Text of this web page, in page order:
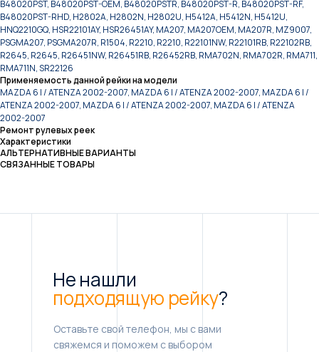
B48020PST, B48020PST-OEM, B48020PSTR, B48020PST-R, B48020PST-RF,
B48020PST-RHD, H2802A, H2802N, H2802U, H5412A, H5412N, H5412U,
HNQ2210GQ, HSR22101AY, HSR26451AY, MA207, MA207OEM, MA207R, MZ9007,
PSGMA207, PSGMA207R, R1504, R2210, R2210, R22101NW, R22101RB, R22102RB,
R2645, R2645, R26451NW, R26451RB, R26452RB, RMA702N, RMA702R, RMA711,
RMA711N, SR22126
Применяемость данной рейки на модели
MAZDA 6 I / ATENZA 2002-2007, MAZDA 6 I / ATENZA 2002-2007, MAZDA 6 I /
ATENZA 2002-2007, MAZDA 6 I / ATENZA 2002-2007, MAZDA 6 I / ATENZA
2002-2007
Ремонт рулевых реек
Характеристики
АЛЬТЕРНАТИВНЫЕ ВАРИАНТЫ
СВЯЗАННЫЕ ТОВАРЫ
Не нашли
подходящую рейку?
Оставьте свой телефон, мы с вами
свяжемся и поможем с выбором